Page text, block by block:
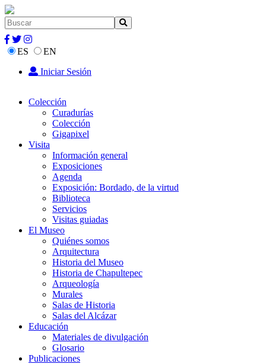
ES
EN
Iniciar Sesión
Colección
Curadurías
Colección
Gigapixel
Visita
Información general
Exposiciones
Agenda
Exposición: Bordado, de la virtud
Biblioteca
Servicios
Visitas guiadas
El Museo
Quiénes somos
Arquitectura
Historia del Museo
Historia de Chapultepec
Arqueología
Murales
Salas de Historia
Salas del Alcázar
Educación
Materiales de divulgación
Glosario
Publicaciones